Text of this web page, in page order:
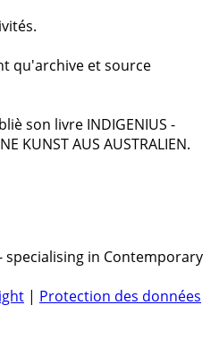
qu'archive et source
son livre INDIGENIUS -
KUNST AUS AUSTRALIEN.
specialising in Contemporary
| Protection des données